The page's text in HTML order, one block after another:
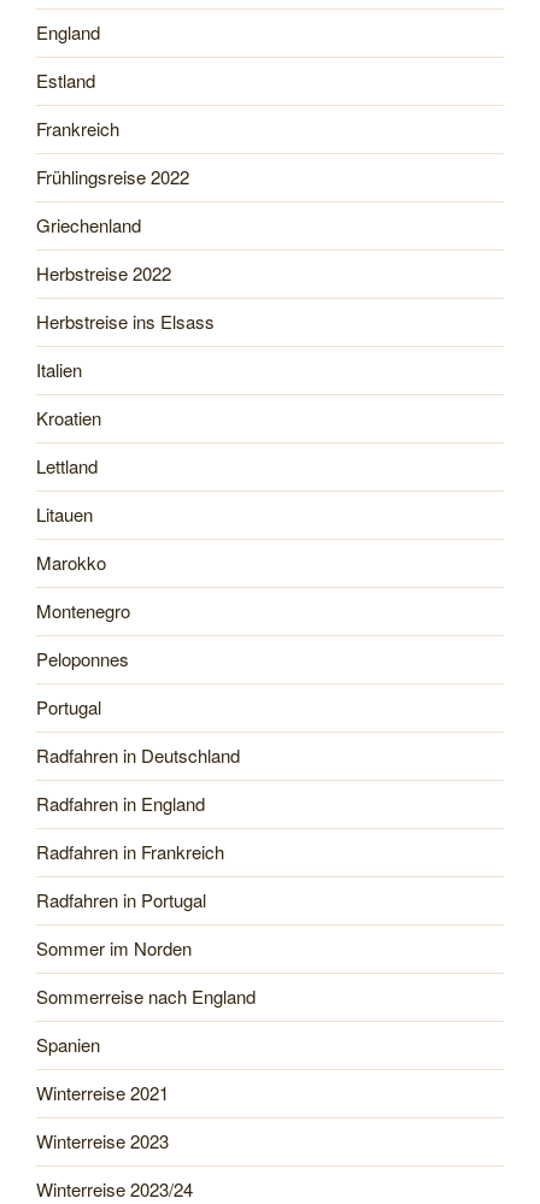
England
Estland
Frankreich
Frühlingsreise 2022
Griechenland
Herbstreise 2022
Herbstreise ins Elsass
Italien
Kroatien
Lettland
Litauen
Marokko
Montenegro
Peloponnes
Portugal
Radfahren in Deutschland
Radfahren in England
Radfahren in Frankreich
Radfahren in Portugal
Sommer im Norden
Sommerreise nach England
Spanien
Winterreise 2021
Winterreise 2023
Winterreise 2023/24